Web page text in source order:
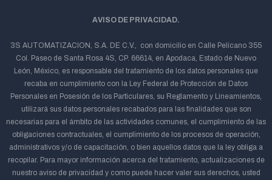
AVISO DE PRIVACIDAD.
3S AUTOMATIZACION, S.A. DE C.V., con domicilio en Calle Pelícano 355
Col. Paseo de Santa Rosa 4S, CP. 66614, en Apodaca, Estado de Nuevo
León, México, es responsable del tratamiento de los datos personales que
recaba en cumplimiento con la Ley Federal de Protección de Datos
Personales en Posesión de los Particulares, su Reglamento y Lineamientos,
utilizará sus datos personales recabados para las finalidades que son
necesarias para el ámbito de las actividades comunes, el cumplimiento de las
obligaciones contractuales, el cumplimiento de los procesos de operación,
administrativos y/o de capacitación, o bien aquellos datos que la ley obliga a
recopilar. Para mayor información acerca del tratamiento, actualizaciones de
nuestro aviso de privacidad y como puede hacer valer sus derechos, usted